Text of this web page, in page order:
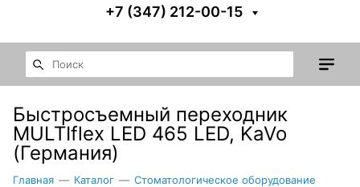
+7 (347) 212-00-15
Быстросъемный переходник
MULTIflex LED 465 LED, KaVo
(Германия)
Главная — Каталог — Стоматологическое оборудование